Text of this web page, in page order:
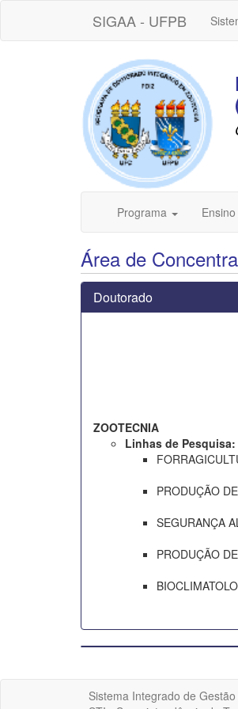
SIGAA - UFPB
Programa Ensino
Área de
Doutorado
ZOOTECNIA
Linhas de Pesquisa:
PRODUÇÃO
SEGURANÇA
PRODUÇÃO
Sistema Integrado de